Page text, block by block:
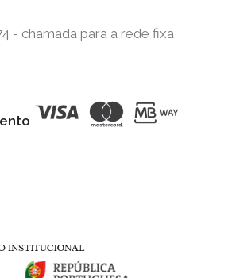
- chamada para a rede fixa